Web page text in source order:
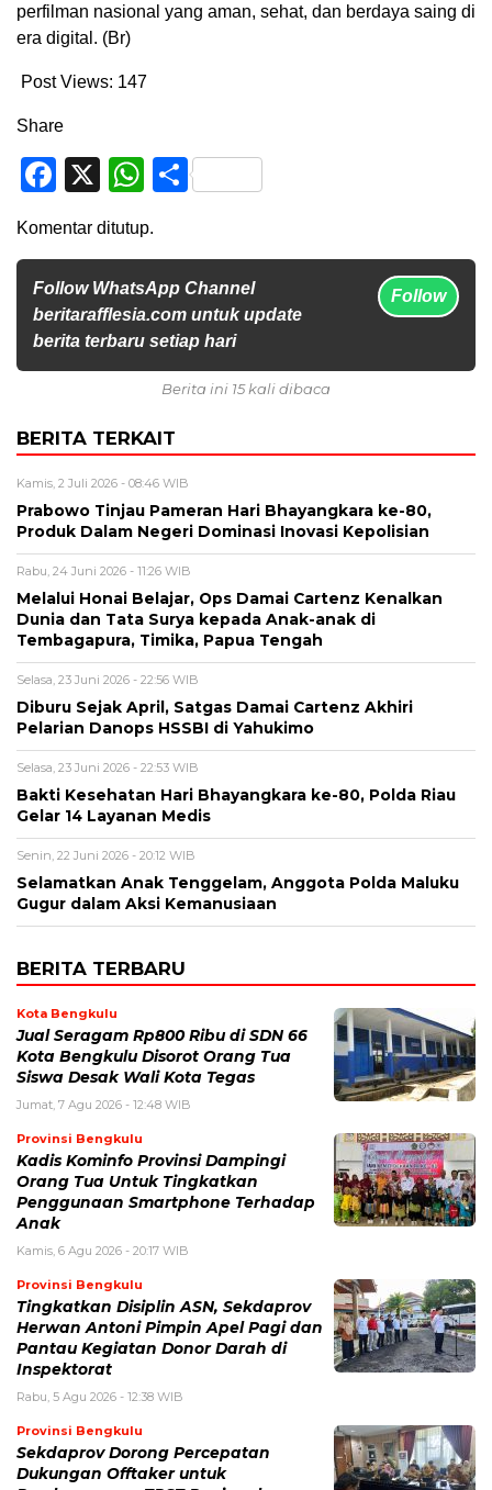
perfilman nasional yang aman, sehat, dan berdaya saing di
era digital. (Br)
Post Views: 147
Share
Facebook
X WhatsApp
Share
Komentar ditutup.
Follow WhatsApp Channel
beritarafflesia.com untuk update
berita terbaru setiap hari
Follow
Berita ini 15 kali dibaca
BERITA TERKAIT
Kamis, 2 Juli 2026 - 08:46 WIB
Prabowo Tinjau Pameran Hari Bhayangkara ke-80,
Produk Dalam Negeri Dominasi Inovasi Kepolisian
Rabu, 24 Juni 2026 - 11:26 WIB
Melalui Honai Belajar, Ops Damai Cartenz Kenalkan
Dunia dan Tata Surya kepada Anak-anak di
Tembagapura, Timika, Papua Tengah
Selasa, 23 Juni 2026 - 22:56 WIB
Diburu Sejak April, Satgas Damai Cartenz Akhiri
Pelarian Danops HSSBI di Yahukimo
Selasa, 23 Juni 2026 - 22:53 WIB
Bakti Kesehatan Hari Bhayangkara ke-80, Polda Riau
Gelar 14 Layanan Medis
Senin, 22 Juni 2026 - 20:12 WIB
Selamatkan Anak Tenggelam, Anggota Polda Maluku
Gugur dalam Aksi Kemanusiaan
BERITA TERBARU
Kota Bengkulu
Jual Seragam Rp800 Ribu di SDN 66
Kota Bengkulu Disorot Orang Tua
Siswa Desak Wali Kota Tegas
Jumat, 7 Agu 2026 - 12:48 WIB
Provinsi Bengkulu
Kadis Kominfo Provinsi Dampingi
Orang Tua Untuk Tingkatkan
Penggunaan Smartphone Terhadap
Anak
Kamis, 6 Agu 2026 - 20:17 WIB
Provinsi Bengkulu
Tingkatkan Disiplin ASN, Sekdaprov
Herwan Antoni Pimpin Apel Pagi dan
Pantau Kegiatan Donor Darah di
Inspektorat
Rabu, 5 Agu 2026 - 12:38 WIB
Provinsi Bengkulu
Sekdaprov Dorong Percepatan
Dukungan Offtaker untuk